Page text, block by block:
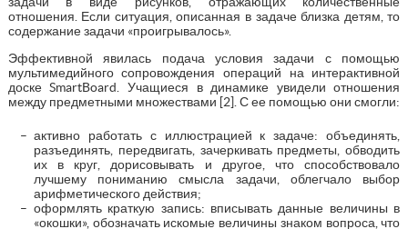
отношения. Если ситуация, описанная в задаче близка детям, то
содержание задачи «проигрывалось».
Эффективной явилась подача условия задачи с помощью
мультимедийного сопровождения операций на интерактивной
доске SmartBoard. Учащиеся в динамике увидели отношения
между предметными множествами [2]. С ее помощью они смогли:
активно работать с иллюстрацией к задаче: объединять,
разъединять, передвигать, зачеркивать предметы, обводить
их в круг, дорисовывать и другое, что способствовало
лучшему пониманию смысла задачи, облегчало выбор
арифметического действия;
оформлять краткую запись: вписывать данные величины в
«окошки», обозначать искомые величины знаком вопроса, что